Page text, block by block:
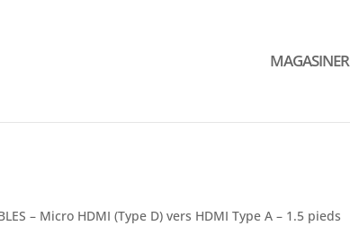
MAGASINER
– Micro HDMI (Type D) vers HDMI Type A – 1.5 pieds